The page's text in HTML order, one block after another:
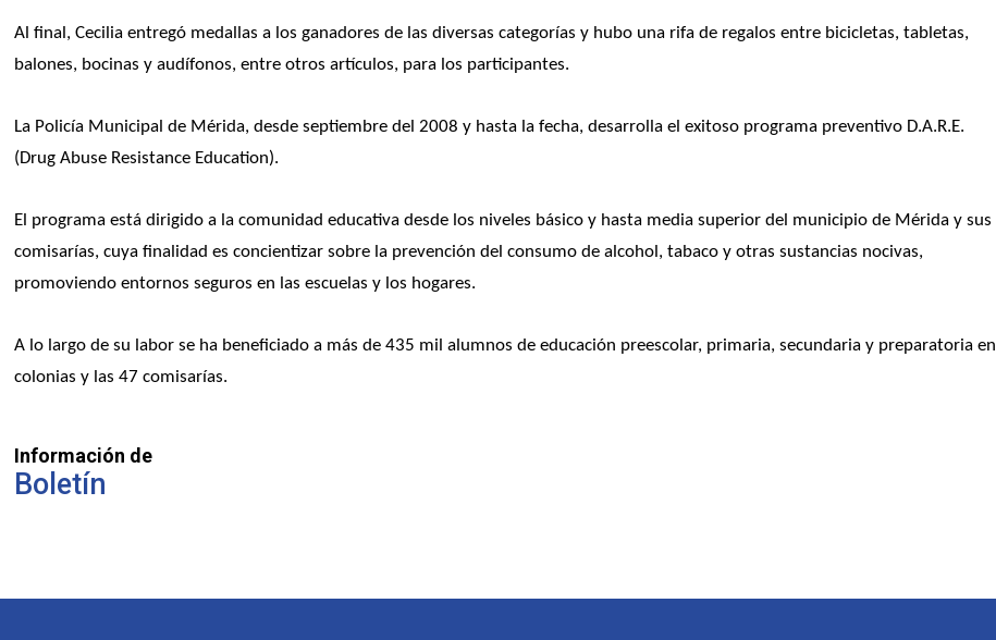
Al final, Cecilia entregó medallas a los ganadores de las diversas categorías y hubo una rifa de regalos entre bicicletas, tabletas,
balones, bocinas y audífonos, entre otros artículos, para los participantes.
La Policía Municipal de Mérida, desde septiembre del 2008 y hasta la fecha, desarrolla el exitoso programa preventivo D.A.R.E.
(Drug Abuse Resistance Education).
El programa está dirigido a la comunidad educativa desde los niveles básico y hasta media superior del municipio de Mérida y sus
comisarías, cuya finalidad es concientizar sobre la prevención del consumo de alcohol, tabaco y otras sustancias nocivas,
promoviendo entornos seguros en las escuelas y los hogares.
A lo largo de su labor se ha beneficiado a más de 435 mil alumnos de educación preescolar, primaria, secundaria y preparatoria en
colonias y las 47 comisarías.
Información de
Boletín